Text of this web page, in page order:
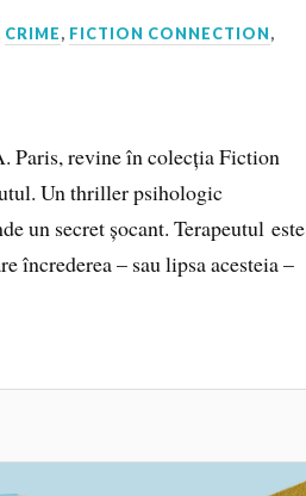
CRIME, FICTION CONNECTION,
Paris, revine în colecția Fiction
Un thriller psihologic
un secret șocant. Terapeutul este
încrederea – sau lipsa acesteia –